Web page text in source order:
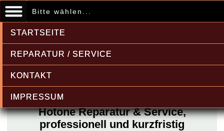
Bitte wählen...
STARTSEITE
REPARATUR / SERVICE
KONTAKT
IMPRESSUM
Hotone Reparatur & Service,
professionell und kurzfristig